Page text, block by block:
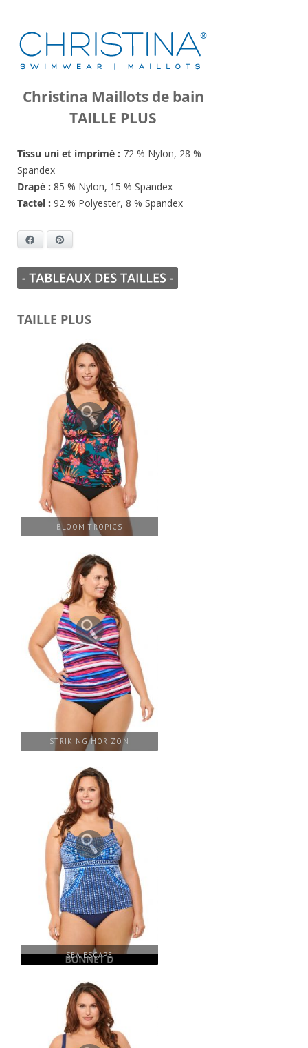
Christina Maillots de bain
TAILLE PLUS
Tissu uni et imprimé : 72 % Nylon, 28 %
Spandex
Drapé : 85 % Nylon, 15 % Spandex
Tactel : 92 % Polyester, 8 % Spandex
Facebook
TAILLE PLUS
BLOOM TROPICS
STRIKING HORIZON
SEA ESCAPE